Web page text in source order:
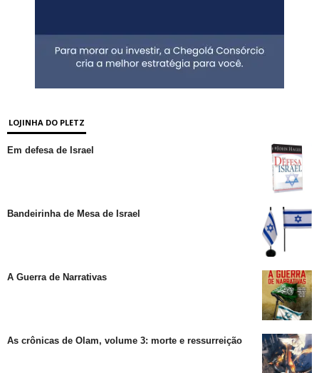
LOJINHA DO PLETZ
Em defesa de Israel
Bandeirinha de Mesa de Israel
A Guerra de Narrativas
As crônicas de Olam, volume 3: morte e ressurreição